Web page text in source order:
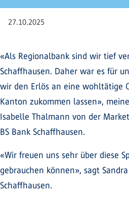
27.10.2025
«Als Regionalbank sind wir tief
Schaffhausen. Daher war es für
wir den Erlös an eine wohltätige
Kanton zukommen lassen»,
Isabelle Thalmann von der
BS Bank Schaffhausen.
«Wir freuen uns sehr über diese
gebrauchen können», sagt
Schaffhausen.